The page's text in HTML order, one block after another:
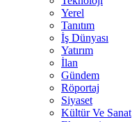
Yerel
Tanıtım
İş Dünyası
Yatırım
İlan
Gündem
Röportaj
Siyaset
Kültür Ve Sanat